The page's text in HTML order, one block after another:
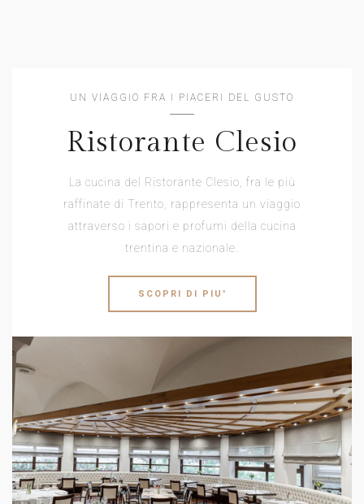
UN VIAGGIO FRA I PIACERI DEL GUSTO
Ristorante Clesio
La cucina del Ristorante Clesio, fra le più
raffinate di Trento, rappresenta un viaggio
attraverso i sapori e profumi della cucina
trentina e nazionale.
SCOPRI DI PIU'